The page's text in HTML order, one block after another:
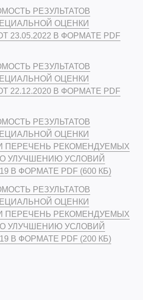
РЕЗУЛЬТАТОВ
ОЦЕНКИ
23.05.2022 В ФОРМАТЕ PDF
РЕЗУЛЬТАТОВ
ОЦЕНКИ
22.12.2020 В ФОРМАТЕ PDF
РЕЗУЛЬТАТОВ
ОЦЕНКИ
ПЕРЕЧЕНЬ РЕКОМЕНДУЕМЫХ
УЛУЧШЕНИЮ УСЛОВИЙ
В ФОРМАТЕ PDF (600 КБ)
РЕЗУЛЬТАТОВ
ОЦЕНКИ
ПЕРЕЧЕНЬ РЕКОМЕНДУЕМЫХ
УЛУЧШЕНИЮ УСЛОВИЙ
В ФОРМАТЕ PDF (200 КБ)